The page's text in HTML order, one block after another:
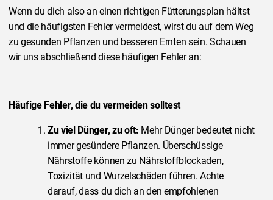
Wenn du dich also an einen richtigen Fütterungsplan hältst
und die häufigsten Fehler vermeidest, wirst du auf dem Weg
zu gesunden Pflanzen und besseren Ernten sein. Schauen
wir uns abschließend diese häufigen Fehler an:
Häufige Fehler, die du vermeiden solltest
Zu viel Dünger, zu oft: Mehr Dünger bedeutet nicht
immer gesündere Pflanzen. Überschüssige
Nährstoffe können zu Nährstoffblockaden,
Toxizität und Wurzelschäden führen. Achte
darauf, dass du dich an den empfohlenen